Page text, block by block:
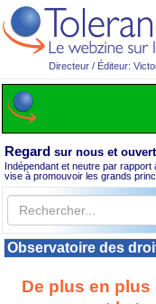
Directeur / Éditeur:
Regard sur nous et
Indépendant et neutre par rapport
vise à promouvoir les grands
Observatoire des
De plus en